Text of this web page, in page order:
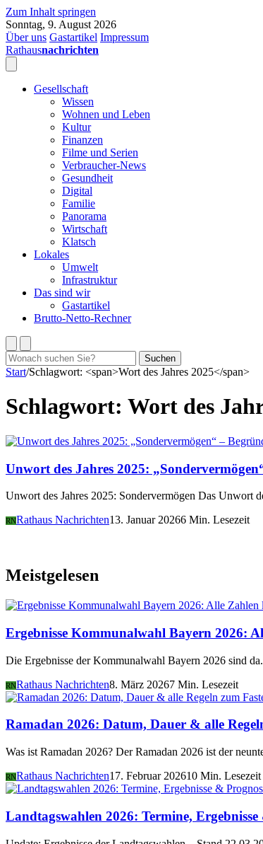
Zum Inhalt springen
Sonntag, 9. August 2026
Über uns Gastartikel Impressum
Rathausnachrichten
Gesellschaft
Wissen
Wohnen und Leben
Kultur
Finanzen
Filme und Serien
Verbraucher-News
Gesundheit
Digital
Familie
Panorama
Wirtschaft
Klatsch
Lokales
Umwelt
Infrastruktur
Das sind wir
Gastartikel
Brutto-Netto-Rechner
Suchen
nach:
Suchen
Start/Schlagwort: <span>Wort des Jahres 2025</span>
Schlagwort: Wort des
Unwort des Jahres 2025:
Unwort des Jahres 2025: Sondervermögen Das Unwort
RNRathaus Nachrichten13. Januar 20266 Min. Lesezeit
Meistgelesen
Ergebnisse Kommunalwahl Bayern 2026:
Die Ergebnisse der Kommunalwahl Bayern 2026 sind
RNRathaus Nachrichten8. März 20267 Min. Lesezeit
Ramadan 2026: Datum, Dauer & alle
Was ist Ramadan 2026? Der Ramadan 2026 ist der
RNRathaus Nachrichten17. Februar 202610 Min. Lesezeit
Landtagswahlen 2026: Termine, Ergebnisse